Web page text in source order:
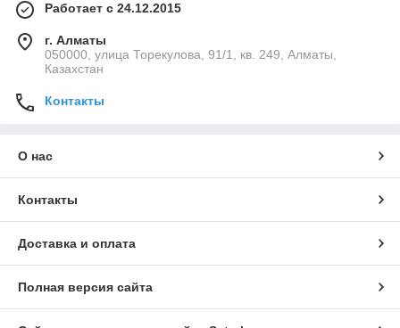
Работает с 24.12.2015
г. Алматы
050000, улица Торекулова, 91/1, кв. 249, Алматы,
Казахстан
Контакты
О нас
Контакты
Доставка и оплата
Полная версия сайта